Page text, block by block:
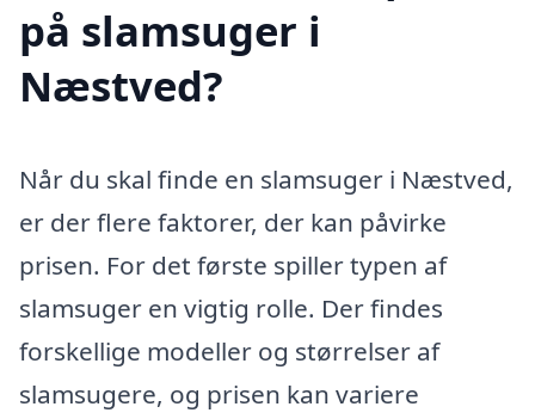
på slamsuger i
Næstved?
Når du skal finde en slamsuger i Næstved,
er der flere faktorer, der kan påvirke
prisen. For det første spiller typen af
slamsuger en vigtig rolle. Der findes
forskellige modeller og størrelser af
slamsugere, og prisen kan variere